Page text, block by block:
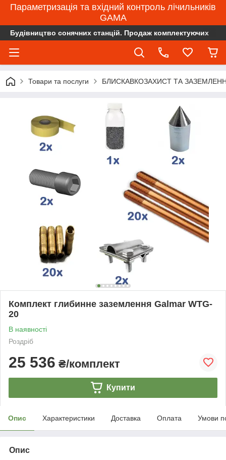
Параметризація та вхідний контроль лічильників
GAMA
Будівництво сонячних станцій. Продаж комплектуючих
Товари та послуги БЛИСКАВКОЗАХИСТ ТА
Комплект глибинне заземлення Galmar WTG-
20
В наявності
Роздріб
25 536 ₴/комплект
Купити
Опис Характеристики Доставка Оплата Умови
Опис